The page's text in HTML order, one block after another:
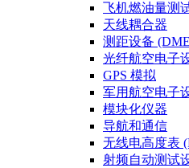
飞机燃油量测
天线耦合器
测距设备
光纤航空电子
GPS 模拟
军用航空电子
模块化仪器
导航和通信
无线电高度表
射频自动测试